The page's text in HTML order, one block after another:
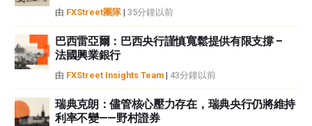
由 FXStreet團隊| 35分鐘以前
巴西雷亞爾：巴西央行謹慎寬鬆提供有限支撐 –
法國興業銀行
由 FXStreet Insights Team | 43分鐘以前
瑞典克朗：儘管核心壓力存在，瑞典央行仍將維持
利率不變——野村證券